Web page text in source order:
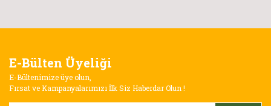
E-Bülten Üyeliği
E-Bültenimize üye olun,
Fırsat ve Kampanyalarımızı İlk Siz Haberdar Olun !